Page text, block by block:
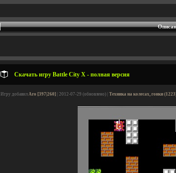
Скачать игру Battle City X - полная версия
Игру добавил Aro [397|260] | 2012-07-29 (обновлено) | Техника на колесах, гонки